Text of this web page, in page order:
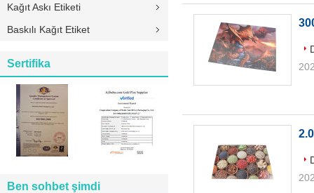
Kağıt Askı Etiketi
Baskılı Kağıt Etiket
Sertifika
Ben sohbet şimdi